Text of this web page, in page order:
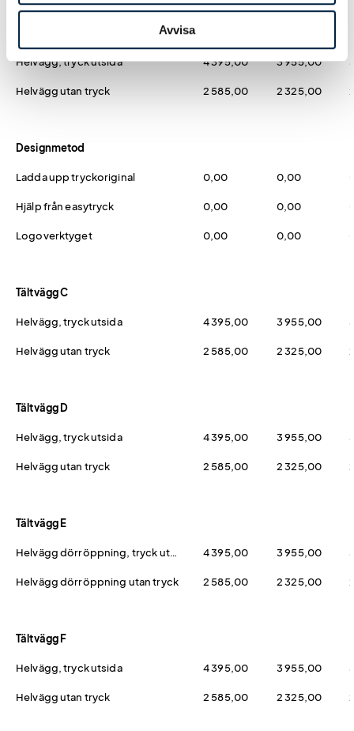
Avvisa
Helvägg, tryck utsida 4 395,00 3 955,00
Helvägg utan tryck 2 585,00 2 325,00
Designmetod
Ladda upp tryckoriginal 0,00 0,00
Hjälp från easytryck 0,00 0,00
Logoverktyget 0,00 0,00
Tältvägg C
Helvägg, tryck utsida 4 395,00 3 955,00
Helvägg utan tryck 2 585,00 2 325,00
Tältvägg D
Helvägg, tryck utsida 4 395,00 3 955,00
Helvägg utan tryck 2 585,00 2 325,00
Tältvägg E
Helvägg dörröppning, tryck utsida 4 395,00 3 955,00
Helvägg dörröppning utan tryck 2 585,00 2 325,00
Tältvägg F
Helvägg, tryck utsida 4 395,00 3 955,00
Helvägg utan tryck 2 585,00 2 325,00